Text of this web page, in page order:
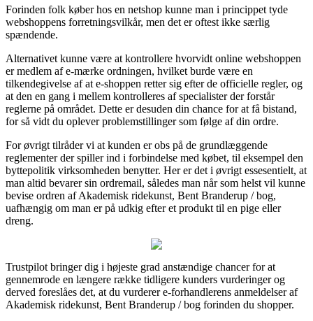
Forinden folk køber hos en netshop kunne man i princippet tyde
webshoppens forretningsvilkår, men det er oftest ikke særlig
spændende.
Alternativet kunne være at kontrollere hvorvidt online webshoppen
er medlem af e-mærke ordningen, hvilket burde være en
tilkendegivelse af at e-shoppen retter sig efter de officielle regler, og
at den en gang i mellem kontrolleres af specialister der forstår
reglerne på området. Dette er desuden din chance for at få bistand,
for så vidt du oplever problemstillinger som følge af din ordre.
For øvrigt tilråder vi at kunden er obs på de grundlæggende
reglementer der spiller ind i forbindelse med købet, til eksempel den
byttepolitik virksomheden benytter. Her er det i øvrigt essesentielt, at
man altid bevarer sin ordremail, således man når som helst vil kunne
bevise ordren af Akademisk ridekunst, Bent Branderup / bog,
uafhængig om man er på udkig efter et produkt til en pige eller
dreng.
Trustpilot bringer dig i højeste grad anstændige chancer for at
gennemrode en længere række tidligere kunders vurderinger og
derved foreslåes det, at du vurderer e-forhandlerens anmeldelser af
Akademisk ridekunst, Bent Branderup / bog forinden du shopper.